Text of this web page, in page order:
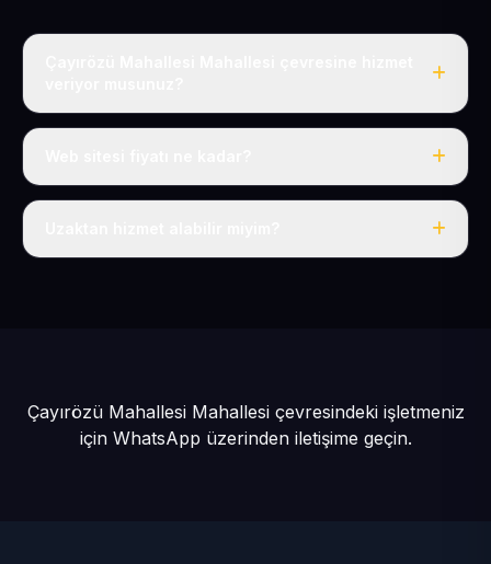
Evet, Çayırözü Mahallesi dahil tüm Develi ve Develi
Tek fiyat: yılda 50 USD + KDV, her şey dahil.
Çayırözü Mahallesi Mahallesi çevresindeki işletmeniz
için WhatsApp üzerinden iletişime geçin.